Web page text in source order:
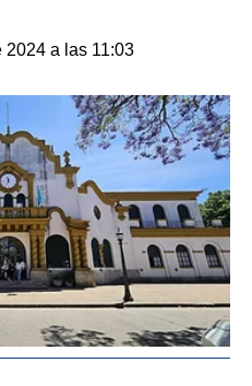
2024 a las 11:03